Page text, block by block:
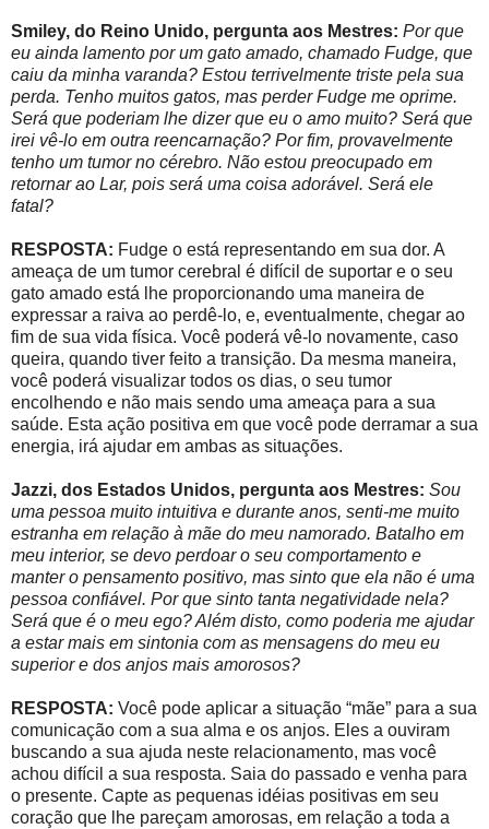
Smiley, do Reino Unido, pergunta aos Mestres: Por que
eu ainda lamento por um gato amado, chamado Fudge, que
caiu da minha varanda? Estou terrivelmente triste pela sua
perda. Tenho muitos gatos, mas perder Fudge me oprime.
Será que poderiam lhe dizer que eu o amo muito? Será que
irei vê-lo em outra reencarnação? Por fim, provavelmente
tenho um tumor no cérebro. Não estou preocupado em
retornar ao Lar, pois será uma coisa adorável. Será ele
fatal?
RESPOSTA: Fudge o está representando em sua dor. A
ameaça de um tumor cerebral é difícil de suportar e o seu
gato amado está lhe proporcionando uma maneira de
expressar a raiva ao perdê-lo, e, eventualmente, chegar ao
fim de sua vida física. Você poderá vê-lo novamente, caso
queira, quando tiver feito a transição. Da mesma maneira,
você poderá visualizar todos os dias, o seu tumor
encolhendo e não mais sendo uma ameaça para a sua
saúde. Esta ação positiva em que você pode derramar a sua
energia, irá ajudar em ambas as situações.
Jazzi, dos Estados Unidos, pergunta aos Mestres: Sou
uma pessoa muito intuitiva e durante anos, senti-me muito
estranha em relação à mãe do meu namorado. Batalho em
meu interior, se devo perdoar o seu comportamento e
manter o pensamento positivo, mas sinto que ela não é uma
pessoa confiável. Por que sinto tanta negatividade nela?
Será que é o meu ego? Além disto, como poderia me ajudar
a estar mais em sintonia com as mensagens do meu eu
superior e dos anjos mais amorosos?
RESPOSTA: Você pode aplicar a situação “mãe” para a sua
comunicação com a sua alma e os anjos. Eles a ouviram
buscando a sua ajuda neste relacionamento, mas você
achou difícil a sua resposta. Saia do passado e venha para
o presente. Capte as pequenas idéias positivas em seu
coração que lhe pareçam amorosas, em relação a toda a